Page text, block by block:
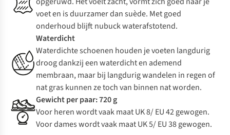
voet en is duurzamer dan suède. Met goed
onderhoud blijft nubuck waterafstotend.
Waterdicht
Waterdichte schoenen houden je voeten langdurig
droog dankzij een waterdicht en ademend
membraan, maar bij langdurig wandelen in regen of
nat gras kunnen ze toch van binnen nat worden.
Gewicht per paar: 720 g
Voor heren wordt vaak maat UK 8/ EU 42 gewogen.
Voor dames wordt vaak maat UK 5/ EU 38 gewogen.